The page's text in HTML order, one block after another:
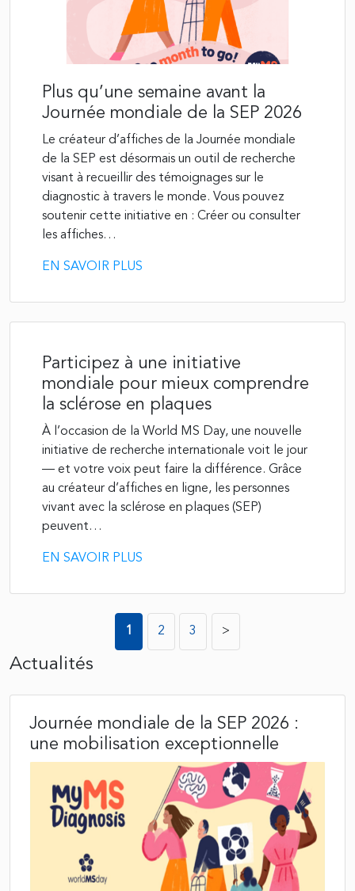
Plus qu’une semaine avant la
Journée mondiale de la SEP 2026
Le créateur d’affiches de la Journée mondiale
de la SEP est désormais un outil de recherche
visant à recueillir des témoignages sur le
diagnostic à travers le monde. Vous pouvez
soutenir cette initiative en : Créer ou consulter
les affiches…
EN SAVOIR PLUS
Participez à une initiative
mondiale pour mieux comprendre
la sclérose en plaques
À l’occasion de la World MS Day, une nouvelle
initiative de recherche internationale voit le jour
— et votre voix peut faire la différence. Grâce
au créateur d’affiches en ligne, les personnes
vivant avec la sclérose en plaques (SEP)
peuvent…
EN SAVOIR PLUS
Posts
pagination
1 2 3 >
Actualités
Journée mondiale de la SEP 2026 :
une mobilisation exceptionnelle